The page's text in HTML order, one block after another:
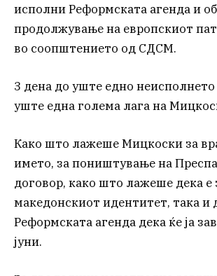
исполни Реформската агенда и
продолжување на европскиот
во соопштението од СДСМ.
3 дена до уште едно
уште една голема лага на
Како што лажеше Мицкоски за
името, за поништување на
договор, како што лажеше дека е
македонскиот идентитет, така и
Реформската агенда дека ќе ја
јуни.